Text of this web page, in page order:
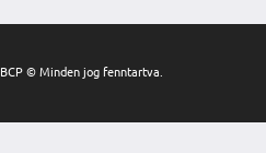
BCP © Minden jog fenntartva.